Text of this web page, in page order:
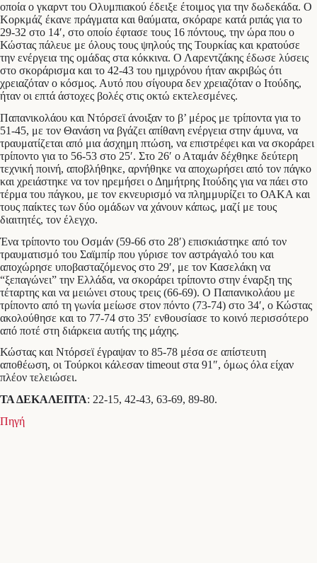
οποία ο γκαρντ του Ολυμπιακού έδειξε έτοιμος για την δωδεκάδα. Ο
Κορκμάζ έκανε πράγματα και θαύματα, σκόραρε κατά ριπάς για το
29-32 στο 14′, στο οποίο έφτασε τους 16 πόντους, την ώρα που ο
Κώστας πάλευε με όλους τους ψηλούς της Τουρκίας και κρατούσε
την ενέργεια της ομάδας στα κόκκινα. Ο Λαρεντζάκης έδωσε λύσεις
στο σκοράρισμα και το 42-43 του ημιχρόνου ήταν ακριβώς ότι
χρειαζόταν ο κόσμος. Αυτό που σίγουρα δεν χρειαζόταν ο Ιτούδης,
ήταν οι επτά άστοχες βολές στις οκτώ εκτελεσμένες.
Παπανικολάου και Ντόρσεϊ άνοιξαν το β’ μέρος με τρίποντα για το
51-45, με τον Θανάση να βγάζει απίθανη ενέργεια στην άμυνα, να
τραυματίζεται από μια άσχημη πτώση, να επιστρέφει και να σκοράρει
τρίποντο για το 56-53 στο 25′. Στο 26′ ο Αταμάν δέχθηκε δεύτερη
τεχνική ποινή, αποβλήθηκε, αρνήθηκε να αποχωρήσει από τον πάγκο
και χρειάστηκε να τον ηρεμήσει ο Δημήτρης Ιτούδης για να πάει στο
τέρμα του πάγκου, με τον εκνευρισμό να πλημμυρίζει το ΟΑΚΑ και
τους παίκτες των δύο ομάδων να χάνουν κάπως, μαζί με τους
διαιτητές, τον έλεγχο.
Ένα τρίποντο του Οσμάν (59-66 στο 28′) επισκιάστηκε από τον
τραυματισμό του Σαϊμπίρ που γύρισε τον αστράγαλό του και
αποχώρησε υποβασταζόμενος στο 29′, με τον Κασελάκη να
“ξεπαγώνει” την Ελλάδα, να σκοράρει τρίποντο στην έναρξη της
τέταρτης και να μειώνει στους τρεις (66-69). Ο Παπανικολάου με
τρίποντο από τη γωνία μείωσε στον πόντο (73-74) στο 34′, ο Κώστας
ακολούθησε και το 77-74 στο 35′ ενθουσίασε το κοινό περισσότερο
από ποτέ στη διάρκεια αυτής της μάχης.
Κώστας και Ντόρσεϊ έγραψαν το 85-78 μέσα σε απίστευτη
αποθέωση, οι Τούρκοι κάλεσαν timeout στα 91″, όμως όλα είχαν
πλέον τελειώσει.
ΤΑ ΔΕΚΑΛΕΠΤΑ: 22-15, 42-43, 63-69, 89-80.
Πηγή